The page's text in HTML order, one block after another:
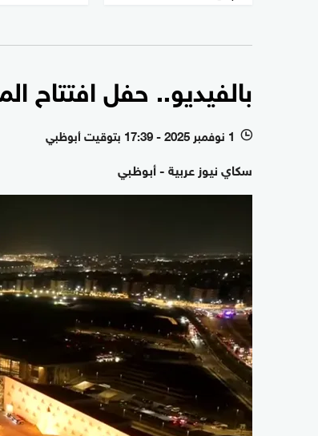
بالفيديو.. حفل افتتاح
l 1 نوفمبر 2025 - 17:39 بتوقيت أبوظبي
سكاي نيوز عربية - أبوظبي